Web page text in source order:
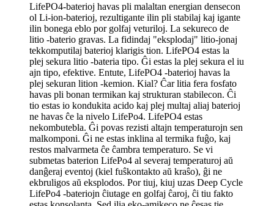
LifePO4-baterioj havas pli malaltan energian densecon
ol Li-ion-baterioj, rezultigante ilin pli stabilaj kaj igante
ilin bonega eblo por golfaj veturiloj. La sekureco de
litio -baterio gravas. La fidindaj "eksplodaj" litio-jonaj
tekkomputilaj baterioj klarigis tion. LifePO4 estas la
plej sekura litio -bateria tipo. Ĝi estas la plej sekura el iu
ajn tipo, efektive. Entute, LifePO4 -baterioj havas la
plej sekuran lition -kemion. Kial? Ĉar litia fera fosfato
havas pli bonan termikan kaj strukturan stabilecon. Ĉi
tio estas io kondukita acido kaj plej multaj aliaj baterioj
ne havas ĉe la nivelo LifePo4. LifePO4 estas
nekombutebla. Ĝi povas rezisti altajn temperaturojn sen
malkomponi. Ĝi ne estas inklina al termika fuĝo, kaj
restos malvarmeta ĉe ĉambra temperaturo. Se vi
submetas baterion LifePo4 al severaj temperaturoj aŭ
danĝeraj eventoj (kiel fuŝkontakto aŭ kraŝo), ĝi ne
ekbruligos aŭ eksplodos. Por tiuj, kiuj uzas Deep Cycle
LifePo4 -bateriojn ĉiutage en golfaj ĉaroj, ĉi tiu fakto